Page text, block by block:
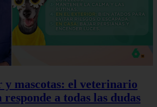
y mascotas: el veterinario
a todas las dudas